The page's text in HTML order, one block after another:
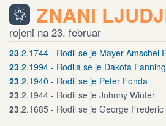
ZNANI
rojeni na 23. februar
23.2.1744 - Rodil se je Mayer Amschel
23.2.1994 - Rodila se je Dakota Fanning
23.2.1940 - Rodil se je Peter Fonda
23.2.1944 - Rodil se je Johnny Winter
23.2.1685 - Rodil se je George Frederic